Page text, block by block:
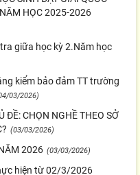
HỌC 2025-2026
giữa học kỳ 2.Năm học
kiểm bảo đảm TT trường
03/2026)
ĐỀ: CHỌN NGHỀ THEO SỞ
(03/03/2026)
2026 (03/03/2026)
hiện từ 02/3/2026